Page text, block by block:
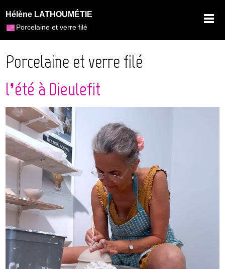
Hélène LATHOUMÉTIE
Porcelaine et verre filé
Porcelaine et verre filé
l’été à Dieulefit